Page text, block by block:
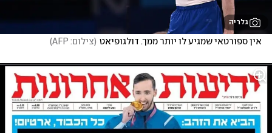
גלריה
אין ספורטאי שמגיע לו יותר ממך. דולגופיאט (צילום: AFP )